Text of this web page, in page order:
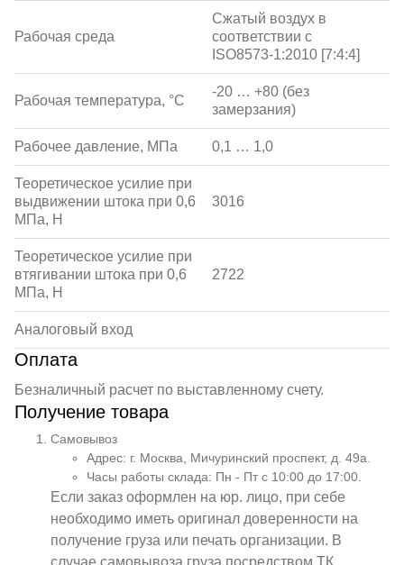
Рабочая среда
Сжатый воздух в
соответствии с
ISO8573-1:2010 [7:4:4]
Рабочая температура, °С
-20 … +80 (без
замерзания)
Рабочее давление, МПа 0,1 … 1,0
Теоретическое усилие при
выдвижении штока при 0,6
МПа, Н
3016
Теоретическое усилие при
втягивании штока при 0,6
МПа, Н
2722
Аналоговый вход
Оплата
Безналичный расчет по выставленному счету.
Получение товара
Самовывоз
Адрес: г. Москва, Мичуринский проспект, д. 49а.
Часы работы склада: Пн - Пт с 10:00 до 17:00.
Если заказ оформлен на юр. лицо, при себе
необходимо иметь оригинал доверенности на
получение груза или печать организации. В
случае самовывоза груза посредством ТК